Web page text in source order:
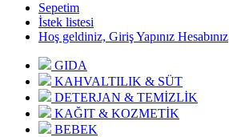
Sepetim
İstek listesi
Hoş geldiniz, Giriş Yapınız Hesabınız
GIDA
KAHVALTILIK & SÜT
DETERJAN & TEMİZLİK
KAĞIT & KOZMETİK
BEBEK